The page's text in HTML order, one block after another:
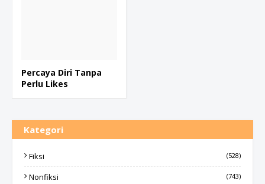
Percaya Diri Tanpa
Perlu Likes
Kategori
Fiksi (528)
Nonfiksi (743)